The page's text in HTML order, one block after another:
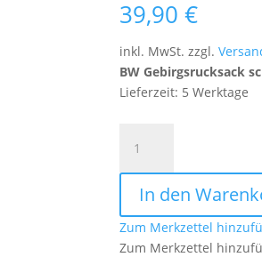
39,90€
inkl. MwSt. zzgl.
BW Gebirgsrucksack
Lieferzeit: 5 Werktage
Gebirgsrucksack
schwarz
MengeIn den
Zum Merkzettel
Zum Merkzettel